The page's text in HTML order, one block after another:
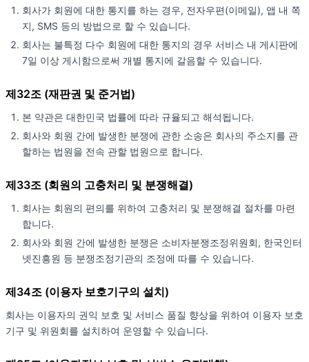
회사가 회원에 대한 통지를 하는 경우, 전자우편(이메일), 앱 내 쪽
지, SMS 등의 방법으로 할 수 있습니다.
회사는 불특정 다수 회원에 대한 통지의 경우 서비스 내 게시판에
7일 이상 게시함으로써 개별 통지에 갈음할 수 있습니다.
제32조 (재판권 및 준거법)
본 약관은 대한민국 법률에 따라 규율되고 해석됩니다.
회사와 회원 간에 발생한 분쟁에 관한 소송은 회사의 주소지를 관
할하는 법원을 전속 관할 법원으로 합니다.
제33조 (회원의 고충처리 및 분쟁해결)
회사는 회원의 편의를 위하여 고충처리 및 분쟁해결 절차를 마련
합니다.
회사와 회원 간에 발생한 분쟁은 소비자분쟁조정위원회, 한국인터
넷진흥원 등 분쟁조정기관의 조정에 따를 수 있습니다.
제34조 (이용자 보호기구의 설치)
회사는 이용자의 권익 보호 및 서비스 품질 향상을 위하여 이용자 보호
기구 및 위원회를 설치하여 운영할 수 있습니다.